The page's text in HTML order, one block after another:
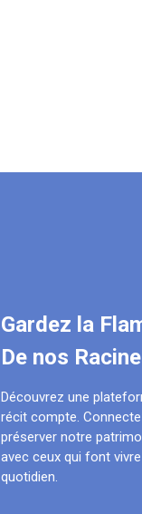
Gardez la
De nos
Découvrez une
récit compte.
préserver notre
avec ceux qui font
quotidien.